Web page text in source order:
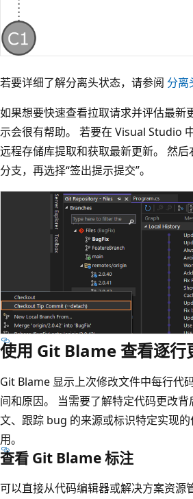
若要详细了解分离头状态，请参阅 分离
如果想要快速查看拉取请求并评估最新
示会很有帮助。 若要在 Visual Studio
远程存储库提取和获取最新更新。 然
分支，再选择“签出提示提交”。
使用 Git Blame 查看逐行
Git Blame 显示上次修改文件中每行代
间和原因。 当需要了解特定代码更改
文、跟踪 bug 的来源或标识特定实现
用。
查看 Git Blame 标注
可以直接从代码编辑器或解决方案资源